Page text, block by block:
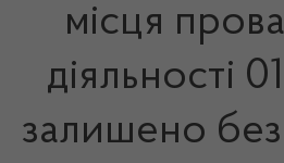
місця
діяльності
залишено без